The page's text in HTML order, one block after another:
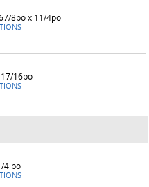
8po x 11/4po
16po
4 po